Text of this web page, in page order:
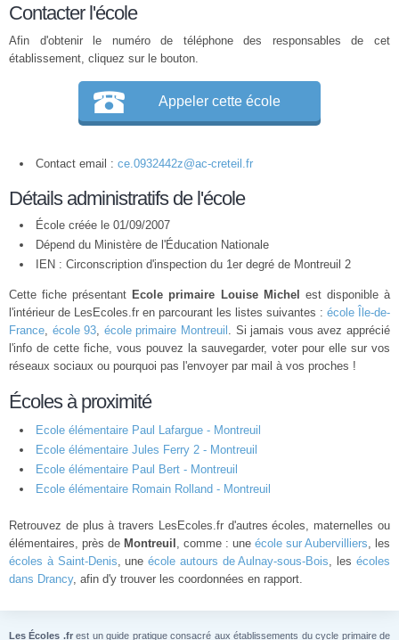
Contacter l'école
Afin d'obtenir le numéro de téléphone des responsables de cet
établissement, cliquez sur le bouton.
Appeler cette école
Contact email : ce.0932442z@ac-creteil.fr
Détails administratifs de l'école
École créée le 01/09/2007
Dépend du Ministère de l'Éducation Nationale
IEN : Circonscription d'inspection du 1er degré de Montreuil 2
Cette fiche présentant Ecole primaire Louise Michel
est disponible à
l'intérieur de LesEcoles.fr en parcourant les listes suivantes : école Île-de-
France, école 93, école primaire Montreuil . Si jamais vous avez apprécié
l'info de cette fiche, vous pouvez la sauvegarder, voter pour elle sur vos
réseaux sociaux ou pourquoi pas l'envoyer par mail à vos proches !
Écoles à proximité
Ecole élémentaire Paul Lafargue - Montreuil
Ecole élémentaire Jules Ferry 2 - Montreuil
Ecole élémentaire Paul Bert - Montreuil
Ecole élémentaire Romain Rolland - Montreuil
Retrouvez de plus à travers LesEcoles.fr d'autres écoles, maternelles ou
élémentaires, près de Montreuil , comme : une école sur Aubervilliers, les
écoles à Saint-Denis, uneécole autours de Aulnay-sous-Bois, lesécoles
dans Drancy, afin d'y trouver les coordonnées en rapport.
Les Écoles .frest un guide pratique consacré aux établissements du cycle primaire de